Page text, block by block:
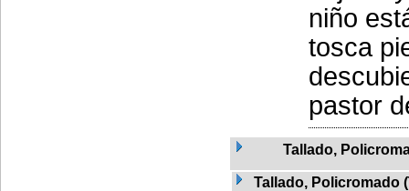
niño
tosca
pastor
Tallado,
Tallado, Policromado